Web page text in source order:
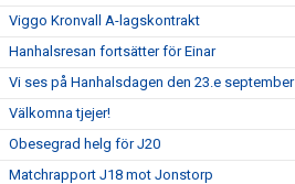
Viggo Kronvall A-lagskontrakt
Hanhalsresan fortsätter för Einar
Vi ses på Hanhalsdagen den 23.e september
Välkomna tjejer!
Obesegrad helg för J20
Matchrapport J18 mot Jonstorp